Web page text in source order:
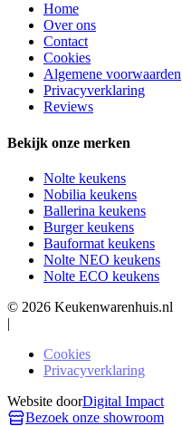
Home
Over ons
Contact
Cookies
Algemene voorwaarden
Privacyverklaring
Reviews
Bekijk onze merken
Nolte keukens
Nobilia keukens
Ballerina keukens
Burger keukens
Bauformat keukens
Nolte NEO keukens
Nolte ECO keukens
© 2026 Keukenwarenhuis.nl
|
Cookies
Privacyverklaring
Website doorDigital Impact
Bezoek onze showroom